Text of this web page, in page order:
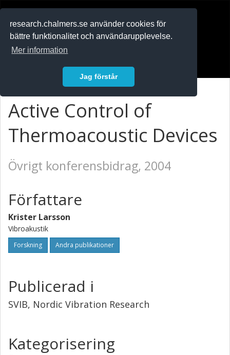
research.chalmers.se använder cookies för
bättre funktionalitet och användarupplevelse.
Mer information
Jag förstår
Active Control of
Thermoacoustic Devices
Övrigt konferensbidrag, 2004
Författare
Krister Larsson
Vibroakustik
Forskning Andra publikationer
Publicerad i
SVIB, Nordic Vibration Research
Kategorisering